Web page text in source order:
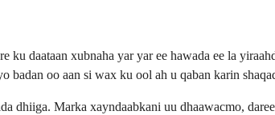
daataan xubnaha yar yar ee hawada ee la
oo aan si wax ku ool ah u qaban karin
Marka xayndaabkani uu dhaawacmo,